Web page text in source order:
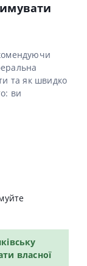
та як швидко
ви
власної